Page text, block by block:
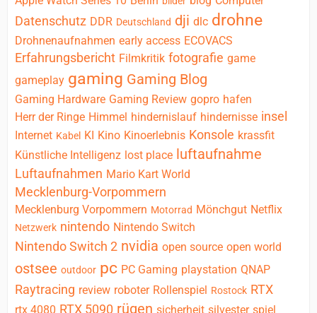
Datenschutz DDR Deutschland dji dlc drohne
Drohnenaufnahmen early access ECOVACS
Erfahrungsbericht Filmkritik fotografie game
gameplay gaming Gaming Blog
Gaming Hardware Gaming Review gopro hafen
Herr der Ringe Himmel hindernislauf hindernisse insel
Internet Kabel KI Kino Kinoerlebnis Konsole krassfit
Künstliche Intelligenz lost place luftaufnahme
Luftaufnahmen Mario Kart World
Mecklenburg-Vorpommern
Mecklenburg Vorpommern Motorrad Mönchgut Netflix
Netzwerk nintendo Nintendo Switch
Nintendo Switch 2 nvidia open source open world
ostsee outdoor pc PC Gaming playstation QNAP
Raytracing review roboter Rollenspiel Rostock RTX
rtx 4080 RTX 5090 rügen sicherheit silvester spiel